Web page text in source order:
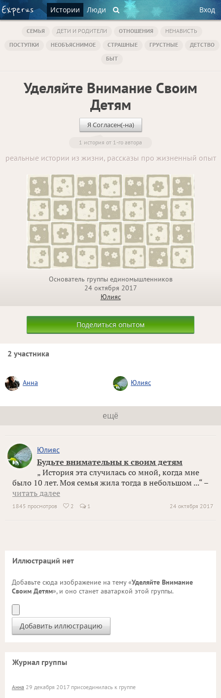
Истории Люди Вход
СЕМЬЯ ДЕТИ И РОДИТЕЛИ ОТНОШЕНИЯ
НЕНАВИСТЬ
ПОСТУПКИ
НЕОБЪЯСНИМОЕ СТРАШНЫЕ ГРУСТНЫЕ
ДЕТСТВО
БЫТ
Уделяйте Внимание Своим
Детям
Я Согласен(-на)
1 история от 1-го автора
реальные истории из жизни, рассказы про жизненный опыт
Основатель группы единомышленников
24 октября 2017
Юлияс
Поделиться опытом
2 участника
Анна Юлияс
ещё
Юлияс
Будьте внимательны к своим детям
„ История эта случилась со мной, когда мне
было 10 лет. Моя семья жила тогда в небольшом ...“ –
читать далее
24 октября 2017
1845 просмотров  2 1
Иллюстраций нет
Добавьте сюда изображение на тему «Уделяйте Внимание
Своим Детям», и оно станет аватаркой этой группы.
Журнал группы
Анна 29 декабря 2017 присоединилась к группе